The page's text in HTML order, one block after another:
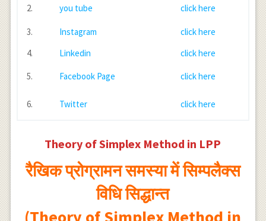
2. you tube click here
3. Instagram
click here
4.
Linkedin click here
5. Facebook Page click here
6. Twitter click here
Theory of Simplex Method in LPP
रैखिक प्रोग्रामन समस्या में सिम्पलैक्स
विधि सिद्धान्त